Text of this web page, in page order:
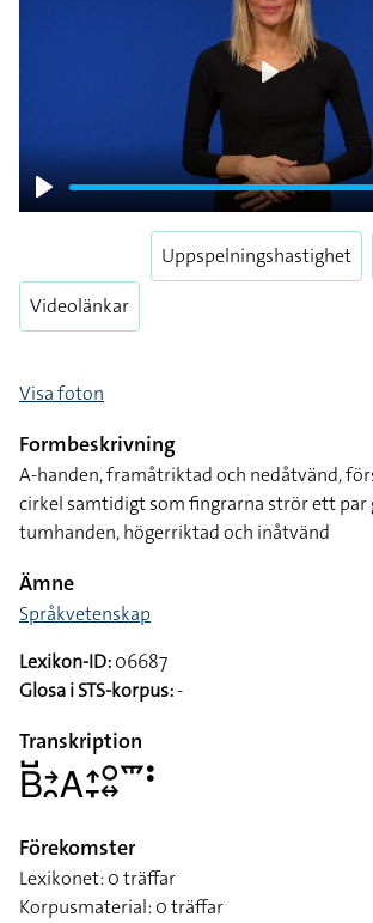
Play
Videolänkar
Uppspelningshastighet
Visa foton
Formbeskrivning
A-handen, framåtriktad och nedåtvänd,
cirkel samtidigt som fingrarna strör ett par
tumhanden, högerriktad och inåtvänd
Ämne
Språkvetenskap
Lexikon-ID:06687
Glosa i STS-korpus:-
Transkription
􌤧􌤹􌥔􌥘􌤤􌤴􌥙􌥰􌦉􌥴􌥻
Förekomster
Lexikonet: 0 träffar
Korpusmaterial: 0 träffar